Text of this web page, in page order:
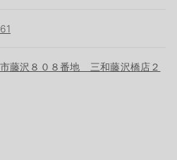
藤沢８０８番地 三和藤沢橋店２